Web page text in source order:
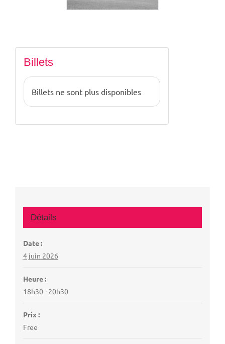
Billets
Billets ne sont plus disponibles
Détails
Date :
4 juin 2026
Heure :
18h30 - 20h30
Prix :
Free